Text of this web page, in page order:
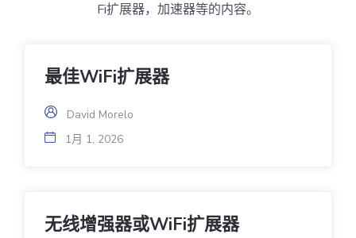
Fi扩展器，加速器等的内容。
最佳WiFi扩展器
David Morelo
1月 1, 2026
无线增强器或WiFi扩展器